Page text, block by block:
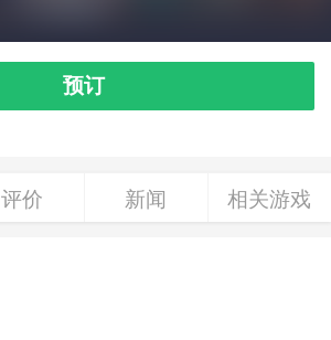
预订
评价 新闻 相关游戏